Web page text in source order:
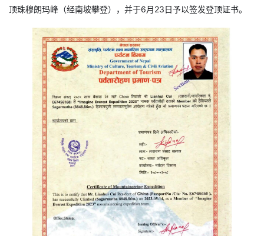
顶珠穆朗玛峰（经南坡攀登），并于6月23日予以签发登顶证书。